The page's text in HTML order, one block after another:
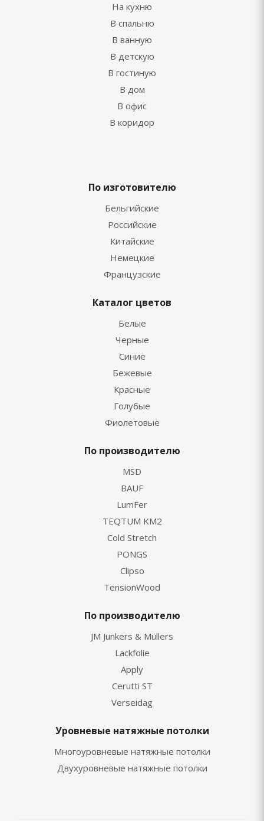
На кухню
В спальню
В ванную
В детскую
В гостиную
В дом
В офис
В коридор
По изготовителю
Бельгийские
Российские
Китайские
Немецкие
Французские
Каталог цветов
Белые
Черные
Синие
Бежевые
Красные
Голубые
Фиолетовые
По производителю
MSD
BAUF
LumFer
TEQTUM KM2
Cold Stretch
PONGS
Clipso
TensionWood
По производителю
JM Junkers & Müllers
Lackfolie
Apply
Cerutti ST
Verseidag
Уровневые натяжные потолки
Многоуровневые натяжные потолки
Двухуровневые натяжные потолки